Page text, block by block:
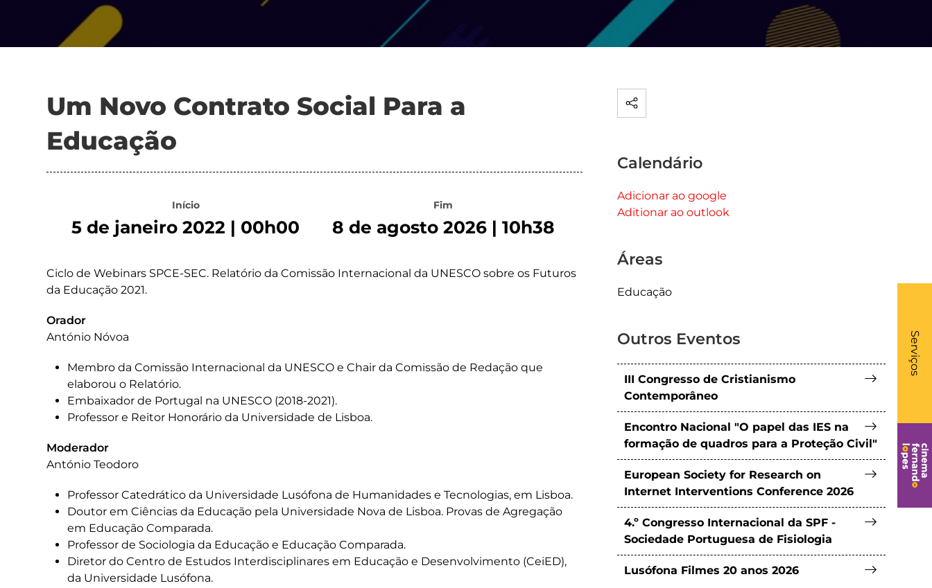
Serviços
-
Um Novo Contrato Social Para a
Educação
Início
5 de janeiro 2022 | 00h00
Fim
8 de agosto 2026 | 10h38
Ciclo de Webinars SPCE-SEC. Relatório da Comissão Internacional da UNESCO sobre os Futuros
da Educação 2021.
Orador
António Nóvoa
Membro da Comissão Internacional da UNESCO e Chair da Comissão de Redação que
elaborou o Relatório.
Embaixador de Portugal na UNESCO (2018-2021).
Professor e Reitor Honorário da Universidade de Lisboa.
Moderador
António Teodoro
Professor Catedrático da Universidade Lusófona de Humanidades e Tecnologias, em Lisboa.
Doutor em Ciências da Educação pela Universidade Nova de Lisboa. Provas de Agregação
em Educação Comparada.
Professor de Sociologia da Educação e Educação Comparada.
Diretor do Centro de Estudos Interdisciplinares em Educação e Desenvolvimento (CeiED),
da Universidade Lusófona.
Calendário
Adicionar ao google
Aditionar ao outlook
Áreas
Educação
Outros Eventos
III Congresso de Cristianismo
Contemporâneo
Encontro Nacional "O papel das IES na
formação de quadros para a Proteção Civil"
European Society for Research on
Internet Interventions Conference 2026
4.º Congresso Internacional da SPF -
Sociedade Portuguesa de Fisiologia
Lusófona Filmes 20 anos 2026